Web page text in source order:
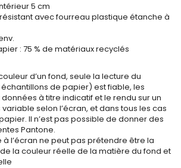
5 cm
avec fourreau plastique étanche à
: 75 % de matériaux recyclés
d’un fond, seule la lecture du
de papier) est fiable, les
à titre indicatif et le rendu sur un
selon l’écran, et dans tous les cas
Il n’est pas possible de donner des
Pantone.
à l’écran ne peut pas prétendre être la
la couleur réelle de la matière du fond et